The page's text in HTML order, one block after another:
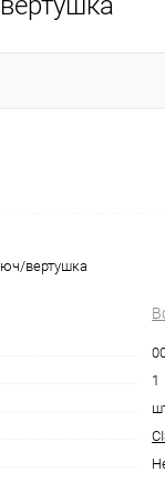
вертушка
1